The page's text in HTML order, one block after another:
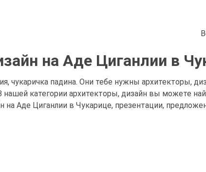
на Аде Циганлии в
чукаричка падина. Они тебе нужны архитекторы,
нашей категории архитекторы, дизайн вы можете
на Аде Циганлии в Чукарице, презентации,